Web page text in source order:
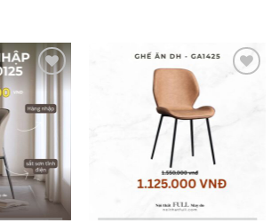
THÊM
VÀO
THÍCH!
VÀO
YÊU
THÍCH!